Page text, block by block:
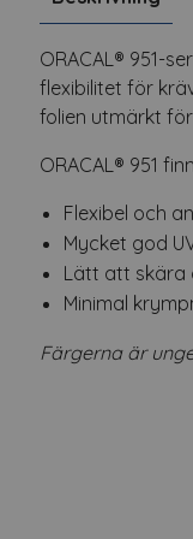
ORACAL® 951-
flexibilitet för
folien utmärkt
ORACAL® 951
Flexibel och
Mycket god
Lätt att skära
Minimal
Färgerna är